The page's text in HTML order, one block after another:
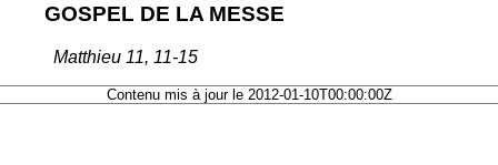
GOSPEL DE LA MESSE
Matthieu 11, 11-15
Contenu mis à jour le 2012-01-10T00:00:00Z